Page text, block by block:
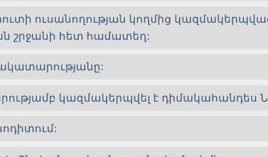
ուսանողության կողմից
շրջանի հետ համատեղ:
կազմակերպվել է դիմակահանդես